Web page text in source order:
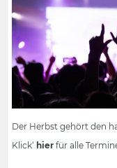
Der Herbst gehört den
Klick‘ hier für alle